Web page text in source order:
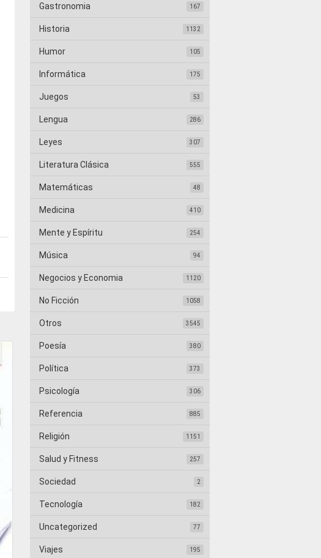
Gastronomia 167
Historia 1132
Humor 105
Informática 175
Juegos 53
Lengua 286
Leyes 307
Literatura Clásica 555
Matemáticas 48
Medicina 410
Mente y Espíritu 254
Música 94
Negocios y Economia 1120
No Ficción 1058
Otros 3545
Poesía 380
Política 373
Psicología 306
Referencia 885
Religión 1151
Salud y Fitness 257
Sociedad 2
Tecnología 182
Uncategorized 77
Viajes 195